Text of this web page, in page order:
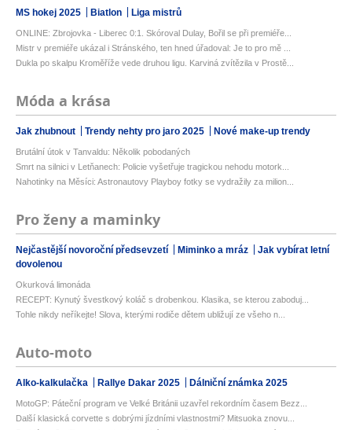
MS hokej 2025 Biatlon Liga mistrů
ONLINE: Zbrojovka - Liberec 0:1. Skóroval Dulay, Bořil se při premiéře...
Mistr v premiéře ukázal i Stránského, ten hned úřadoval: Je to pro mě ...
Dukla po skalpu Kroměříže vede druhou ligu. Karviná zvítězila v Prostě...
Móda a krása
Jak zhubnout Trendy nehty pro jaro 2025 Nové make-up trendy
Brutální útok v Tanvaldu: Několik pobodaných
Smrt na silnici v Letňanech: Policie vyšetřuje tragickou nehodu motork...
Nahotinky na Měsíci: Astronautovy Playboy fotky se vydražily za milion...
Pro ženy a maminky
Nejčastější novoroční předsevzetí Miminko a mráz
Jak vybírat letní
dovolenou
Okurková limonáda
RECEPT: Kynutý švestkový koláč s drobenkou. Klasika, se kterou zaboduj...
Tohle nikdy neříkejte! Slova, kterými rodiče dětem ubližují ze všeho n...
Auto-moto
Alko-kalkulačka Rallye Dakar 2025 Dálniční známka 2025
MotoGP: Páteční program ve Velké Británii uzavřel rekordním časem Bezz...
Další klasická corvette s dobrými jízdními vlastnostmi? Mitsuoka znovu...